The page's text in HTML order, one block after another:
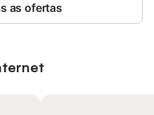
as ofertas